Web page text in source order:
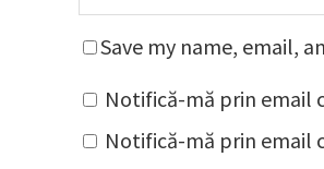
Save my name, email,
Notifică-mă prin email
Notifică-mă prin email